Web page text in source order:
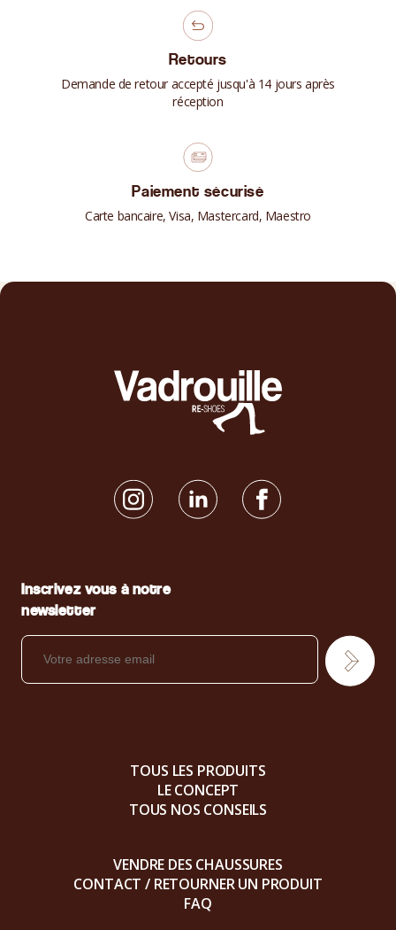
Retours
Demande de retour accepté jusqu'à 14 jours après
réception
Paiement sécurisé
Carte bancaire, Visa, Mastercard, Maestro
Inscrivez vous à notre
newsletter
TOUS LES PRODUITS
LE CONCEPT
TOUS NOS CONSEILS
VENDRE DES CHAUSSURES
CONTACT / RETOURNER UN PRODUIT
FAQ